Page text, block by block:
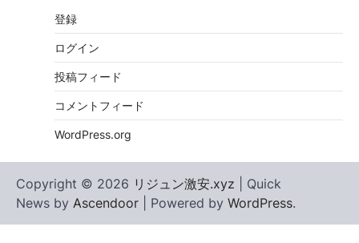
登録
ログイン
投稿フィード
コメントフィード
WordPress.org
Copyright © 2026 リジュン激安.xyz | Quick
News by Ascendoor | Powered by WordPress.